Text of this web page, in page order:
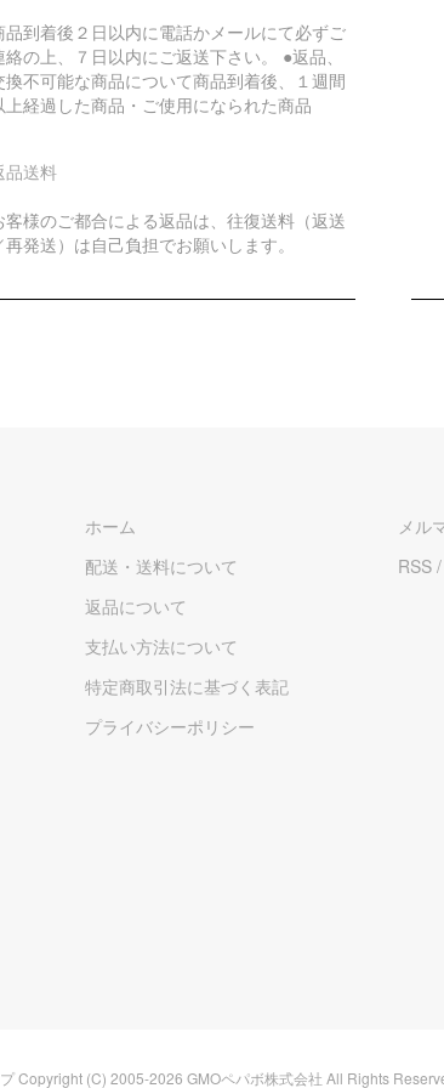
品到着後２日以内に電話かメールにて必ずご
絡の上、７日以内にご返送下さい。 ●返品、
換不可能な商品について商品到着後、１週間
上経過した商品・ご使用になられた商品
品送料
客様のご都合による返品は、往復送料（返送
再発送）は自己負担でお願いします。
ホーム
配送・送料について
返品について
支払い方法について
特定商取引法に基づく表記
プライバシーポリシー
メル
RSS /
Copyright (C) 2005-2026 GMOペパボ株式会社 All Rights